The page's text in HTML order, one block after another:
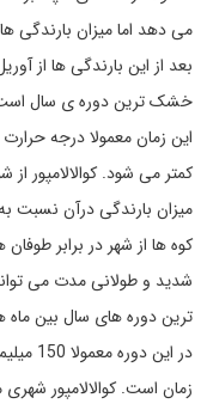
می دهد اما میزان بارندگی
بعد از این بارندگی ها از
خشک ترین دوره ی سال است،
این زمان معمولا درجه
کمتر می شود. کوالالامپور
میزان بارندگی درآن نسبت
کوه ها از شهر در برابر
شدید و طولانی مدت می
ترین دوره های سال بین
در
زمان است. کوالالامپور